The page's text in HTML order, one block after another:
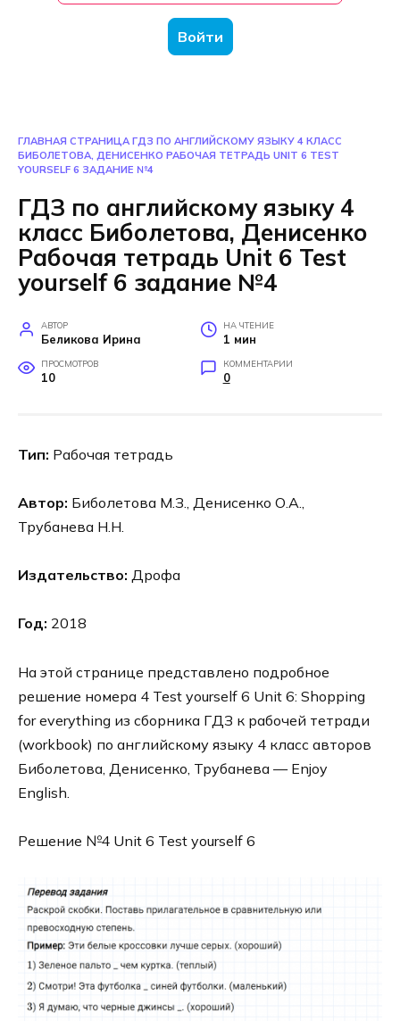
Войти
ГЛАВНАЯ СТРАНИЦА ГДЗ ПО АНГЛИЙСКОМУ ЯЗЫКУ 4 КЛАСС
БИБОЛЕТОВА, ДЕНИСЕНКО РАБОЧАЯ ТЕТРАДЬ UNIT 6 TEST
YOURSELF 6 ЗАДАНИЕ №4
ГДЗ по английскому языку 4
класс Биболетова, Денисенко
Рабочая тетрадь Unit 6 Test
yourself 6 задание №4
АВТОР
Беликова Ирина
НА ЧТЕНИЕ
1 мин
ПРОСМОТРОВ
10
КОММЕНТАРИИ
0
Тип: Рабочая тетрадь
Автор: Биболетова М.З., Денисенко О.А.,
Трубанева Н.Н.
Издательство: Дрофа
Год: 2018
На этой странице представлено подробное
решение номера 4 Test yourself 6 Unit 6: Shopping
for everything из сборника ГДЗ к рабочей тетради
(workbook) по английскому языку 4 класс авторов
Биболетова, Денисенко, Трубанева — Enjoy
English.
Решение №4 Unit 6 Test yourself 6